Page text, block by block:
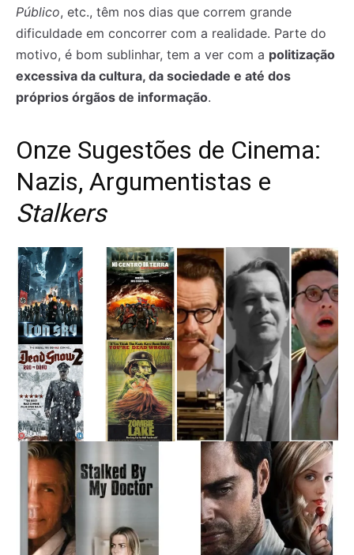
Público, etc., têm nos dias que correm grande
dificuldade em concorrer com a realidade. Parte do
motivo, é bom sublinhar, tem a ver com a politização
excessiva da cultura, da sociedade e até dos
próprios órgãos de informação.
Onze Sugestões de Cinema:
Nazis, Argumentistas e
Stalkers